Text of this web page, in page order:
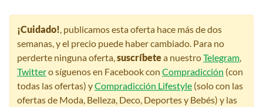
¡Cuidado!, publicamos esta oferta hace más de dos
semanas, y el precio puede haber cambiado. Para no
perderte ninguna oferta,suscríbetea nuestroTelegram,
Twittero síguenos en Facebook con Compradicción (con
todas las ofertas) yCompradicción Lifestyle (solo con las
ofertas de Moda, Belleza, Deco, Deportes y Bebés) y las